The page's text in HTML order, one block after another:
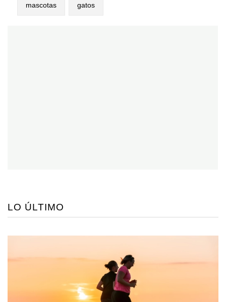
mascotas gatos
LO ÚLTIMO